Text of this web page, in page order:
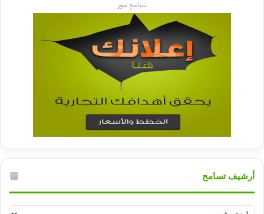
تسامح نيوز
أرشيف تسامح
أرشيف